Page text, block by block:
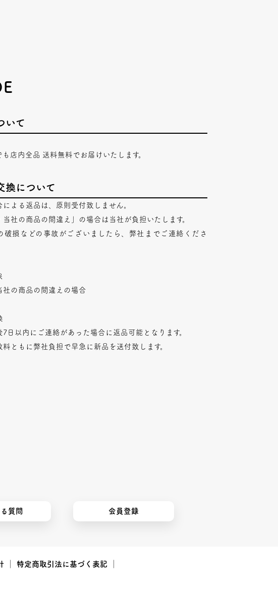
いて
も店内全品 送料無料でお届けいたします。
換について
による返品は、原則受付致しません。
当社の商品の間違え」の場合は当社が負担いたします。
破損などの事故がございましたら、弊社までご連絡くださ
社の商品の間違えの場合
7日以内にご連絡があった場合に返品可能となります。
料ともに弊社負担で早急に新品を送付致します。
質問 会員登録
特定商取引法に基づく表記